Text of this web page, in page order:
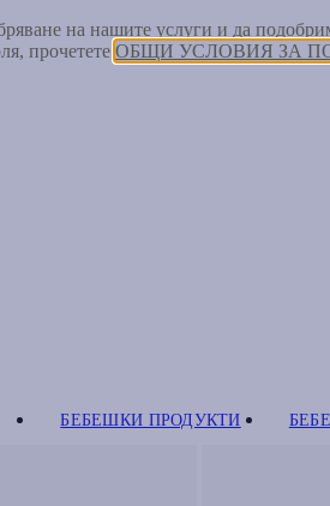
на нашите услуги и да
прочетете ОБЩИ УСЛОВИЯ ЗА
БЕБЕШКИ ПРОДУКТИ